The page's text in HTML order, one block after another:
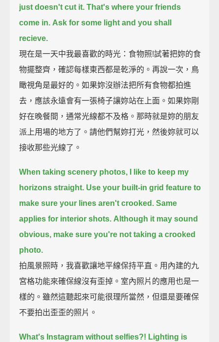
just doesn't cut it. That's where your friends
come in. Ask for some light and you shall
recieve.
現在是一天中我最喜歡的時光：食物照!試著把妳的食
物擺整齊，確認每樣東西都是乾淨的。再說一次，鳥
瞰視角是最好的。如果妳沒辦法把所有食物都拍進
去，應該永遠會有一張椅子讓妳站在上面。如果妳剛
好在晚餐間，通常光線都不及格。那時就是妳的朋友
派上用場的地方了。請他們幫妳打光，然後妳就可以
接收那些光線了。
When taking scenery photos, I like to keep my
horizons straight. Use your built-in grid feature to
make sure your lines aren't crooked. Same
applies for interior shots. Although it may sound
obvious, make sure you're not taking a crooked
photo.
拍風景照時，我喜歡讓地平線保持平直。用內建的九
宮格功能來確保線沒有歪掉。室內照片的應用也是一
樣的。雖然這聽起來可能很理所當然，但還是要確保
不要拍出歪歪的照片。
What's Instagram without selfies?! Lighting is